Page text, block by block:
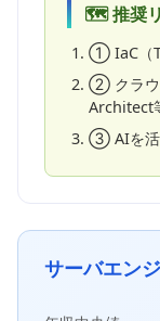
🗺️ 推奨
① IaC（
② クラウ
Architect
③ AIを活
サーバエン